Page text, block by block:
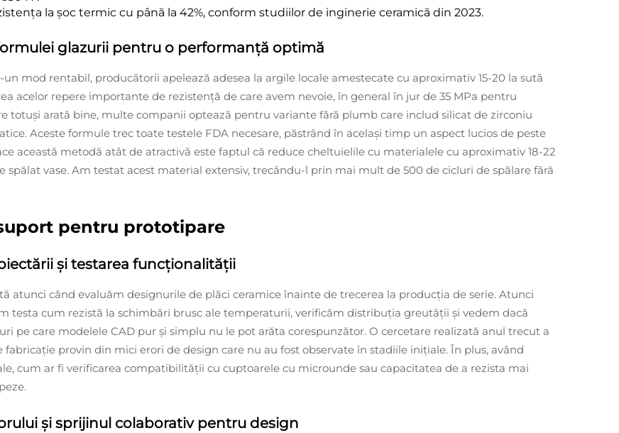
la șoc termic cu până la 42%, conform studiilor de inginerie ceramică din 2023.
glazurii pentru o performanță optimă
mod rentabil, producătorii apelează adesea la argile locale amestecate cu aproximativ 15-20 la sută
acelor repere importante de rezistență de care avem nevoie, în general în jur de 35 MPa pentru
totuși arată bine, multe companii optează pentru variante fără plumb care includ silicat de zirconiu
Aceste formule trec toate testele FDA necesare, păstrând în același timp un aspect lucios de peste
această metodă atât de atractivă este faptul că reduce cheltuielile cu materialele cu aproximativ 18-22
vase. Am testat acest material extensiv, trecându-l prin mai mult de 500 de cicluri de spălare fără
pentru prototipare
și testarea funcționalității
atunci când evaluăm designurile de plăci ceramice înainte de trecerea la producția de serie. Atunci
testa cum rezistă la schimbări brusc ale temperaturii, verificăm distribuția greutății și vedem dacă
pe care modelele CAD pur și simplu nu le pot arăta corespunzător. O cercetare realizată anul trecut a
provin din mici erori de design care nu au fost observate în stadiile inițiale. În plus, având
cum ar fi verificarea compatibilității cu cuptoarele cu microunde sau capacitatea de a rezista mai
și sprijinul colaborativ pentru design